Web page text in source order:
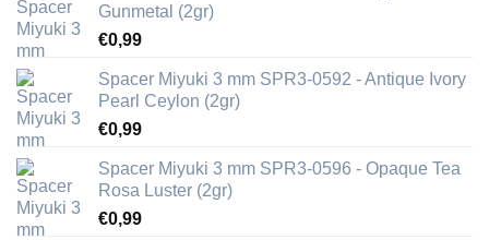
Gunmetal (2gr)
€0,99
Spacer Miyuki 3 mm SPR3-0592 - Antique Ivory
Pearl Ceylon (2gr)
€0,99
Spacer Miyuki 3 mm SPR3-0596 - Opaque Tea
Rosa Luster (2gr)
€0,99